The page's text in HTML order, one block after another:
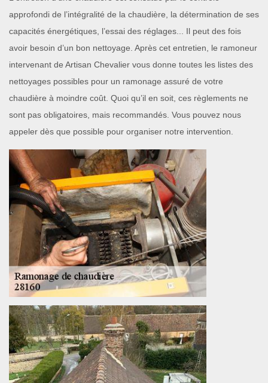
approfondi de l’intégralité de la chaudière, la détermination de ses
capacités énergétiques, l’essai des réglages... Il peut des fois
avoir besoin d’un bon nettoyage. Après cet entretien, le ramoneur
intervenant de Artisan Chevalier vous donne toutes les listes des
nettoyages possibles pour un ramonage assuré de votre
chaudière à moindre coût. Quoi qu’il en soit, ces règlements ne
sont pas obligatoires, mais recommandés. Vous pouvez nous
appeler dès que possible pour organiser notre intervention.